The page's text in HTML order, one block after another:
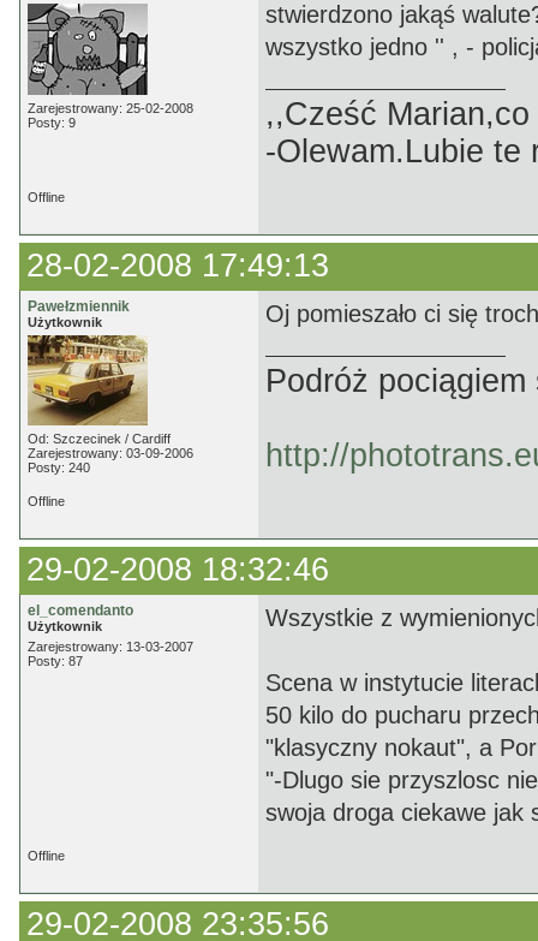
Zarejestrowany: 25-02-2008
Posty: 9
stwierdzono jakąś
wszystko jedno '' , -
,,Cześć
-Olewam.Lubie te
Offline
28-02-2008 17:49:13
Pawełzmiennik
Użytkownik
Od: Szczecinek / Cardiff
Zarejestrowany: 03-09-2006
Posty: 240
Oj pomieszało ci się
Podróż
http://
Offline
29-02-2008 18:32:46
el_comendanto
Użytkownik
Zarejestrowany: 13-03-2007
Posty: 87
Wszystkie z
Scena w instytucie
50 kilo do pucharu
"klasyczny nokaut", a
"-Dlugo sie przyszlosc
swoja droga ciekawe jak
Offline
29-02-2008 23:35:56